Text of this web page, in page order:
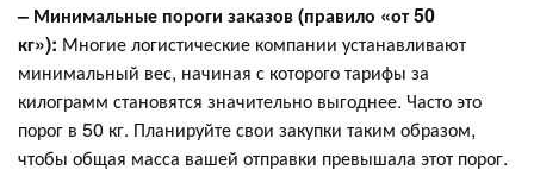
– Минимальные пороги заказов (правило «от 50
кг»): Многие логистические компании устанавливают
минимальный вес, начиная с которого тарифы за
килограмм становятся значительно выгоднее. Часто это
порог в 50 кг. Планируйте свои закупки таким образом,
чтобы общая масса вашей отправки превышала этот порог.